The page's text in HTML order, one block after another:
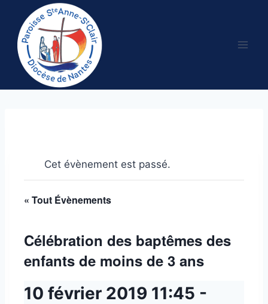
contenu
Cet évènement est passé.
« Tout Évènements
Célébration des baptêmes des
enfants de moins de 3 ans
10 février 2019 11:45 -